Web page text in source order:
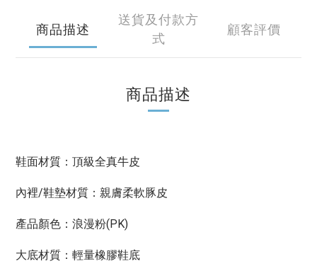
商品描述
送貨及付款方
式
顧客評價
商品描述
鞋面材質：頂級全真牛皮
內裡/鞋墊材質：親膚柔軟豚皮
產品顏色：浪漫粉(PK)
大底材質：輕量橡膠鞋底